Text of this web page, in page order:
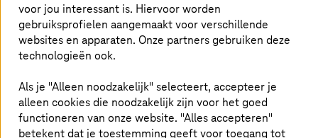
bedrijfsmodellen zoals gedeelde mobiliteit. Fabrikanten
en leveranciers van originele apparatuur hebben een
tweeledige strategie nodig om deze transformatie aan te
kunnen. Enerzijds moeten ze bestaande kernprocessen
bedrijven nieuwe bedrijfsmodellen ontwikkelen voor de
mobiliteit van de toekomst. Het is belangrijk om de juiste
partners te vinden om voorop te blijven lopen in
innovatie met technologieën zoals digital twin,
voor jou interessant is. Hiervoor worden
gebruiksprofielen aangemaakt voor verschillende
websites en apparaten. Onze partners gebruiken deze
technologieën ook.
Als je "Alleen noodzakelijk" selecteert, accepteer je
alleen cookies die noodzakelijk zijn voor het goed
functioneren van onze website. "Alles accepteren"
betekent dat je toestemming geeft voor toegang tot